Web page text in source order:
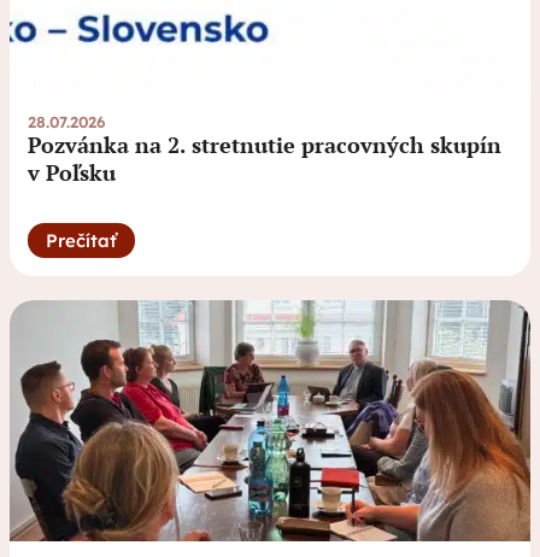
28.07.2026
Pozvánka na 2. stretnutie pracovných skupín
v Poľsku
Prečítať